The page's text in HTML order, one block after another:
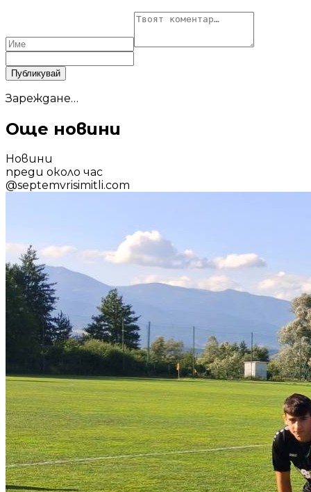
Публикувай
Зареждане…
Още новини
Новини
преди около час
@septemvrisimitli.com